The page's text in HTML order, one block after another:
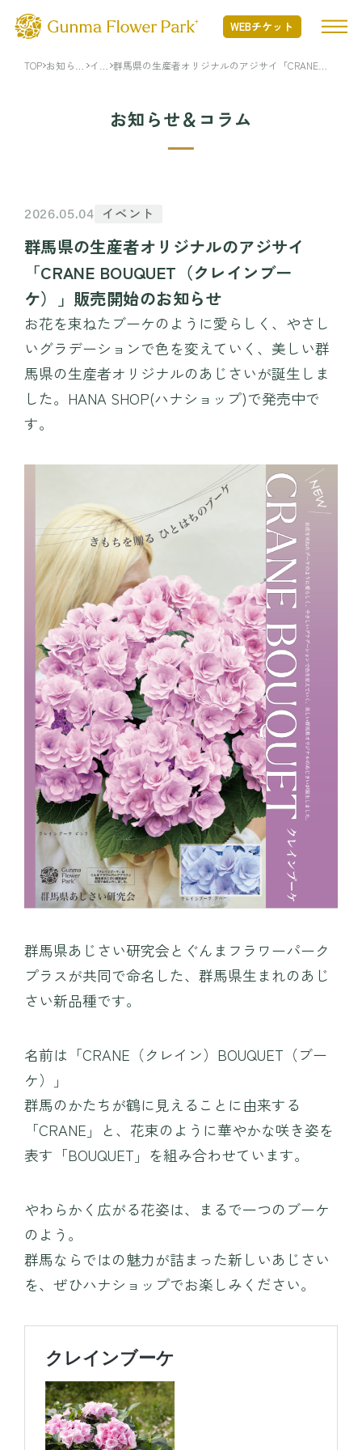
WEBチケット
Nature Positiveについて
開花状況
開花状況 TOP
開花情報
季節の花
年間カレンダー
花図鑑
フード・ショッピング
フード・ショッピング TOP
MINAMO RESTAURANT
FLOWER HALL CAFE
TEIEN茶房
MINAMO DELI CAFE / HARAPPA CAFE
イベント・アクティビティ
プレイ
園内マップ
団体入園
アクセス
お知らせ・コラム
観光情報
採用情報
運営会社情報
よくある質問
プライバシーポリシー
お問い合わせ WEBチケット
〒371-0246 群⾺県前橋市柏倉町2471-7
tel. 027-283-8189
TOP お知ら
イベ
群馬県の生産者オリジナルのアジサイ「CRANE
お知らせ＆コラム
2026.05.04 イベント
群馬県の生産者オリジナルのアジサイ
「CRANE BOUQUET（クレインブー
ケ）」販売開始のお知らせ
お花を束ねたブーケのように愛らしく、やさし
いグラデーションで色を変えていく、美しい群
馬県の生産者オリジナルのあじさいが誕生しま
した。HANA SHOP(ハナショップ)で発売中で
す。
群馬県あじさい研究会とぐんまフラワーパーク
プラスが共同で命名した、群馬県生まれのあじ
さい新品種です。
名前は「CRANE（クレイン）BOUQUET（ブー
ケ）」
群馬のかたちが鶴に見えることに由来する
「CRANE」と、花束のように華やかな咲き姿を
表す「BOUQUET」を組み合わせています。
やわらかく広がる花姿は、まるで一つのブーケ
のよう。
群馬ならではの魅力が詰まった新しいあじさい
を、ぜひハナショップでお楽しみください。